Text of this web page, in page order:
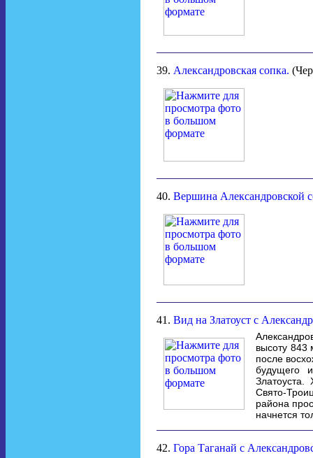
39. Александровская сопка.
40. Вершина Александровской
41. Вид на Златоуст с
высоту 843
после
будущего
Златоуста.
Свято-
района
начнется
42. Гора Таганай с